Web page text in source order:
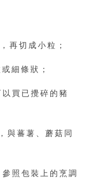
再切成小粒；
細條狀；
買已攪碎的豬
蕃薯、蘑菇同
照包裝上的烹調